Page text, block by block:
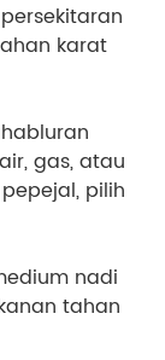
karat
gas, atau
pilih
nadi
tahan